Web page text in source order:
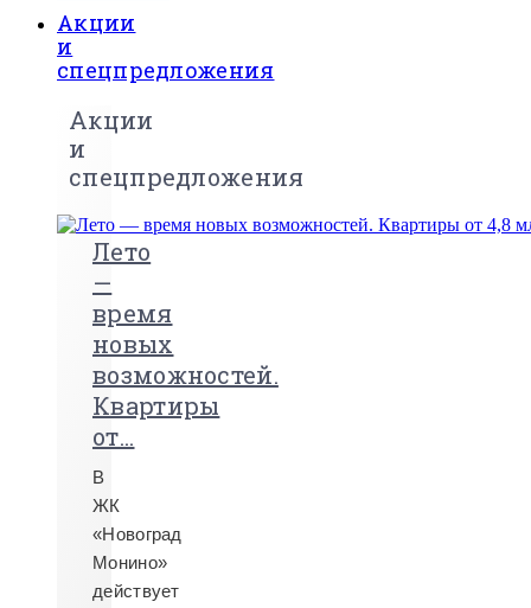
Акции
и
спецпредложения
Акции
и
спецпредложения
Лето
—
время
новых
возможностей.
Квартиры
от...
В
ЖК
«Новоград
Монино»
действует